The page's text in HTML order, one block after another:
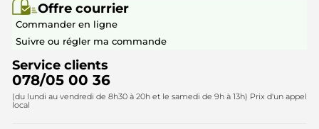
Collection de Noël
Questions & Réponses
Contactez-nous
Devenir franchisé ou gérant
Offre courrier
Commander en ligne
Suivre ou régler ma commande
Service clients
078/05 00 36
(du lundi au vendredi de 8h30 à 20h et le samedi de 9h à 13h) Prix d'un appel
local